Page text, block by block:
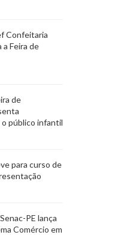
Confeitaria
a Feira de
de
o público infantil
para curso de
PE lança
Comércio em